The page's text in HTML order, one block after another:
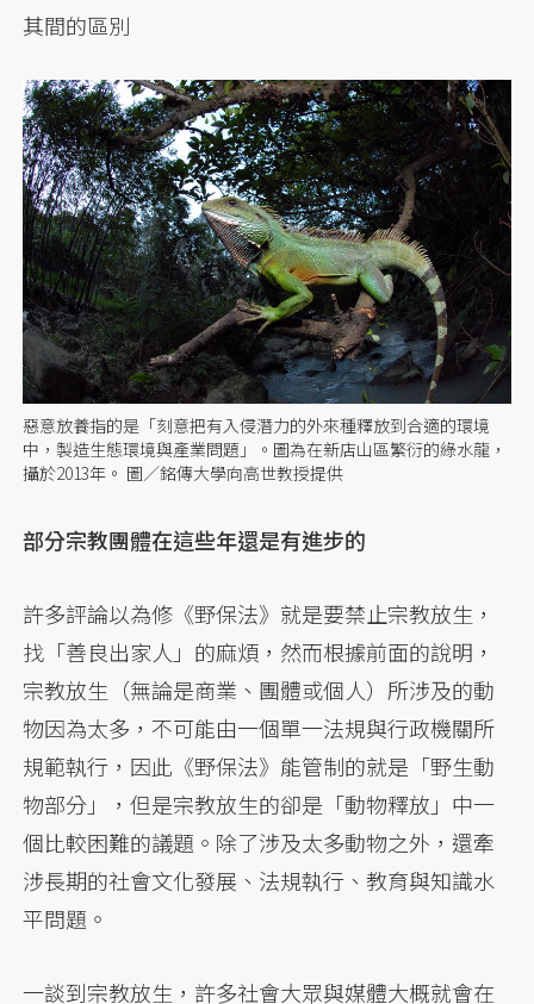
其間的區別
惡意放養指的是「刻意把有入侵潛力的外來種釋放到合適的環境
中，製造生態環境與產業問題」。圖為在新店山區繁衍的綠水龍，
攝於2013年。 圖／銘傳大學向高世教授提供
部分宗教團體在這些年還是有進步的
許多評論以為修《野保法》就是要禁止宗教放生，
找「善良出家人」的麻煩，然而根據前面的說明，
宗教放生（無論是商業、團體或個人）所涉及的動
物因為太多，不可能由一個單一法規與行政機關所
規範執行，因此《野保法》能管制的就是「野生動
物部分」，但是宗教放生的卻是「動物釋放」中一
個比較困難的議題。除了涉及太多動物之外，還牽
涉長期的社會文化發展、法規執行、教育與知識水
平問題。
一談到宗教放生，許多社會大眾與媒體大概就會在